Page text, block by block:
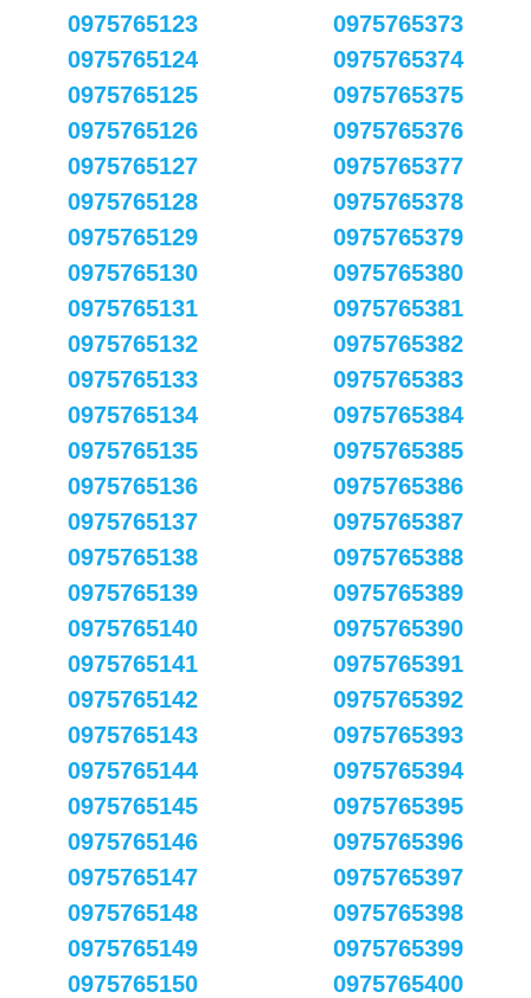
0975765123
0975765124
0975765125
0975765126
0975765127
0975765128
0975765129
0975765130
0975765131
0975765132
0975765133
0975765134
0975765135
0975765136
0975765137
0975765138
0975765139
0975765140
0975765141
0975765142
0975765143
0975765144
0975765145
0975765146
0975765147
0975765148
0975765149
0975765150
0975765373
0975765374
0975765375
0975765376
0975765377
0975765378
0975765379
0975765380
0975765381
0975765382
0975765383
0975765384
0975765385
0975765386
0975765387
0975765388
0975765389
0975765390
0975765391
0975765392
0975765393
0975765394
0975765395
0975765396
0975765397
0975765398
0975765399
0975765400